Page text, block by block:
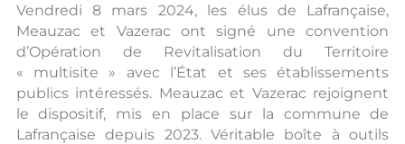
Vendredi 8 mars 2024, les élus de Lafrançaise,
Meauzac et Vazerac ont signé une convention
d’Opération de Revitalisation du Territoire
« multisite » avec l’État et ses établissements
publics intéressés. Meauzac et Vazerac rejoignent
le dispositif, mis en place sur la commune de
Lafrançaise depuis 2023. Véritable boîte à outils